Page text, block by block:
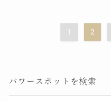
1 2
パワースポットを検索